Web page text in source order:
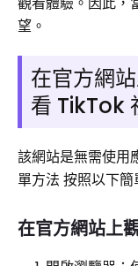
望。
在官方網
看 TikTok
該網站是無需使用
單方法 按照以下
在官方網站上